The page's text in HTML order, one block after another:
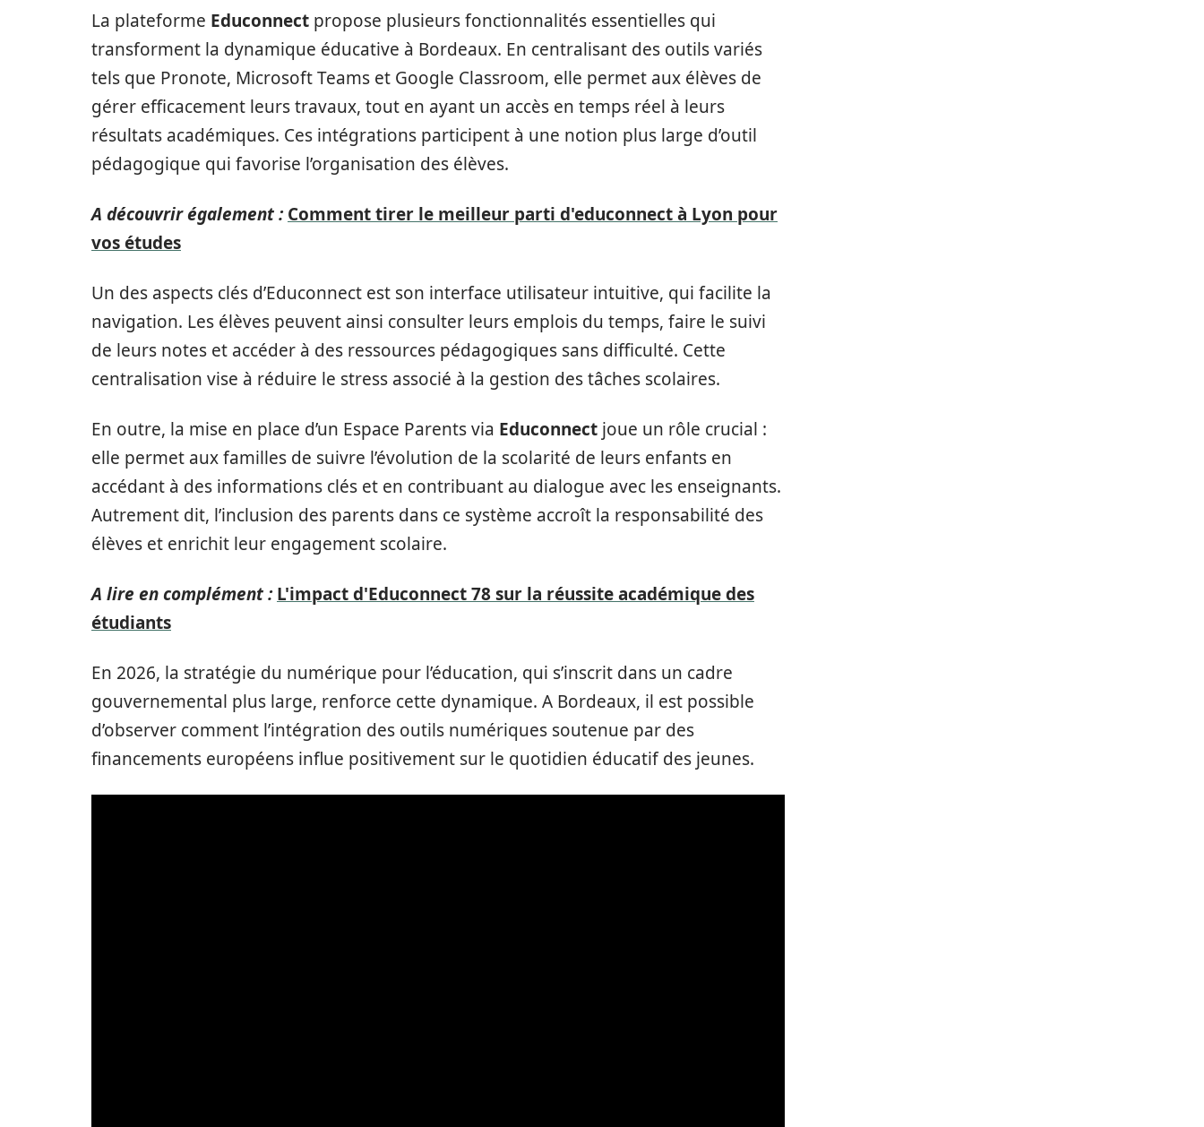
La plateforme Educonnect propose plusieurs fonctionnalités essentielles qui
transforment la dynamique éducative à Bordeaux. En centralisant des outils variés
tels que Pronote, Microsoft Teams et Google Classroom, elle permet aux élèves de
gérer efficacement leurs travaux, tout en ayant un accès en temps réel à leurs
résultats académiques. Ces intégrations participent à une notion plus large d’outil
pédagogique qui favorise l’organisation des élèves.
A découvrir également : Comment tirer le meilleur parti d'educonnect à Lyon pour
vos études
Un des aspects clés d’Educonnect est son interface utilisateur intuitive, qui facilite la
navigation. Les élèves peuvent ainsi consulter leurs emplois du temps, faire le suivi
de leurs notes et accéder à des ressources pédagogiques sans difficulté. Cette
centralisation vise à réduire le stress associé à la gestion des tâches scolaires.
En outre, la mise en place d’un Espace Parents via Educonnect joue un rôle crucial :
elle permet aux familles de suivre l’évolution de la scolarité de leurs enfants en
accédant à des informations clés et en contribuant au dialogue avec les enseignants.
Autrement dit, l’inclusion des parents dans ce système accroît la responsabilité des
élèves et enrichit leur engagement scolaire.
A lire en complément : L'impact d'Educonnect 78 sur la réussite académique des
étudiants
En 2026, la stratégie du numérique pour l’éducation, qui s’inscrit dans un cadre
gouvernemental plus large, renforce cette dynamique. A Bordeaux, il est possible
d’observer comment l’intégration des outils numériques soutenue par des
financements européens influe positivement sur le quotidien éducatif des jeunes.